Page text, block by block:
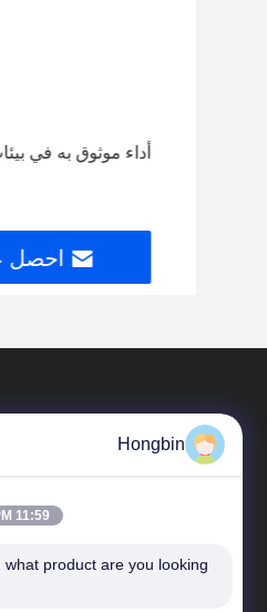
أداء موثوق به في
احصل
Hongbin
11:59 PM
what product are you looking